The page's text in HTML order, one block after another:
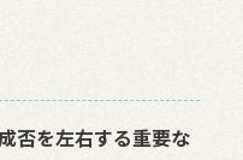
否を左右する重要な